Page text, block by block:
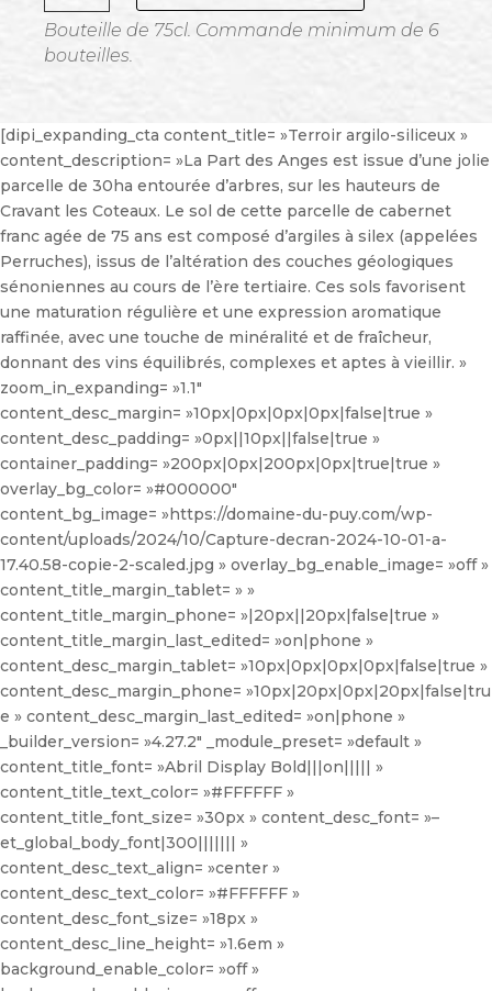
La
Part
des
Bouteille de 75cl. Commande minimum de 6
bouteilles.
[dipi_expanding_cta content_title= »Terroir argilo-siliceux »
content_description= »La Part des Anges est issue d’une jolie
parcelle de 30ha entourée d’arbres, sur les hauteurs de
Cravant les Coteaux. Le sol de cette parcelle de cabernet
franc agée de 75 ans est composé d’argiles à silex (appelées
Perruches), issus de l’altération des couches géologiques
sénoniennes au cours de l’ère tertiaire. Ces sols favorisent
une maturation régulière et une expression aromatique
raffinée, avec une touche de minéralité et de fraîcheur,
donnant des vins équilibrés, complexes et aptes à vieillir. »
zoom_in_expanding= »1.1″
content_desc_margin= »10px|0px|0px|0px|false|true »
content_desc_padding= »0px||10px||false|true »
container_padding= »200px|0px|200px|0px|true|true »
overlay_bg_color= »#000000″
content_bg_image= »https://domaine-du-puy.com/wp-
content/uploads/2024/10/Capture-decran-2024-10-01-a-
17.40.58-copie-2-scaled.jpg » overlay_bg_enable_image= »off »
content_title_margin_tablet= » »
content_title_margin_phone= »|20px||20px|false|true »
content_title_margin_last_edited= »on|phone »
content_desc_margin_tablet= »10px|0px|0px|0px|false|true »
content_desc_margin_phone= »10px|20px|0px|20px|false|tru
e » content_desc_margin_last_edited= »on|phone »
_builder_version= »4.27.2″ _module_preset= »default »
content_title_font= »Abril Display Bold|||on||||| »
content_title_text_color= »#FFFFFF »
content_title_font_size= »30px » content_desc_font= »–
et_global_body_font|300||||||| »
content_desc_text_align= »center »
content_desc_text_color= »#FFFFFF »
content_desc_font_size= »18px »
content_desc_line_height= »1.6em »
background_enable_color= »off »